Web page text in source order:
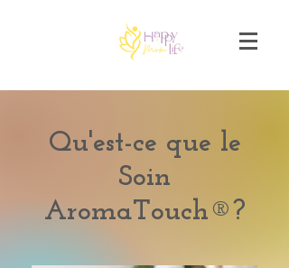
Qu'est-ce que le
Soin
AromaTouch®?